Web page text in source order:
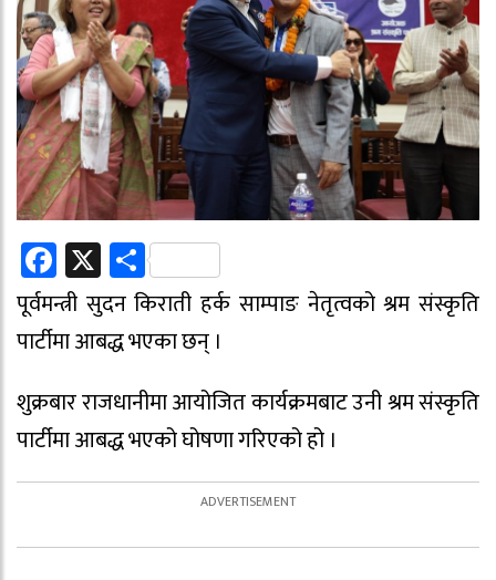
Facebook
X Share
पूर्वमन्त्री सुदन किराती हर्क साम्पाङ नेतृत्वको श्रम संस्कृति
पार्टीमा आबद्ध भएका छन् ।
शुक्रबार राजधानीमा आयोजित कार्यक्रमबाट उनी श्रम संस्कृति
पार्टीमा आबद्ध भएको घोषणा गरिएको हो ।